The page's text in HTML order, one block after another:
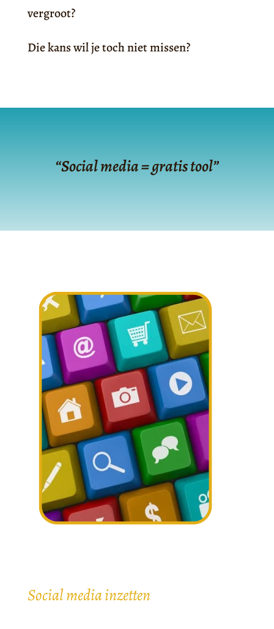
vergroot?
Die kans wil je toch niet missen?
“Social media = gratis tool”
Social media inzetten